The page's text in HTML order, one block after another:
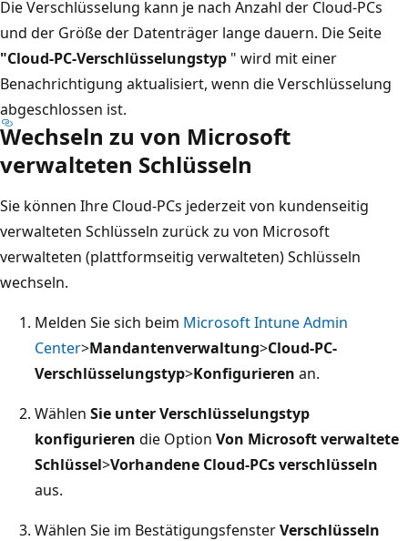
Die Verschlüsselung kann je nach Anzahl der Cloud-PCs
und der Größe der Datenträger lange dauern. Die Seite
"Cloud-PC-Verschlüsselungstyp " wird mit einer
Benachrichtigung aktualisiert, wenn die Verschlüsselung
abgeschlossen ist.
Wechseln zu von Microsoft
verwalteten Schlüsseln
Sie können Ihre Cloud-PCs jederzeit von kundenseitig
verwalteten Schlüsseln zurück zu von Microsoft
verwalteten (plattformseitig verwalteten) Schlüsseln
wechseln.
Melden Sie sich beim Microsoft Intune Admin
Center>Mandantenverwaltung>Cloud-PC-
Verschlüsselungstyp>Konfigurieren an.
Wählen Sie unter Verschlüsselungstyp
konfigurieren die Option Von Microsoft verwaltete
Schlüssel>Vorhandene Cloud-PCs verschlüsseln
aus.
Wählen Sie im BestätigungsfensterVerschlüsseln